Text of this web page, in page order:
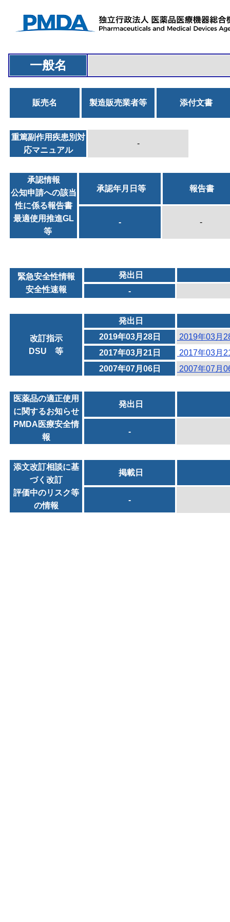
一般名
販売名 製造販売業者等 添付文書
重篤副作用疾患別対
応マニュアル
-
承認情報
公知申請への該当
性に係る報告書
最適使用推進GL
等
承認年月日等 報告書
- -
緊急安全性情報
安全性速報
発出日
-
改訂指示
DSU 等
発出日
2019年03月28日
2019年03月
2017年03月21日
2017年03月
2007年07月06日
2007年07月
医薬品の適正使用
に関するお知らせ
PMDA医療安全情
報
発出日
-
添文改訂相談に基
づく改訂
評価中のリスク等
の情報
掲載日
-